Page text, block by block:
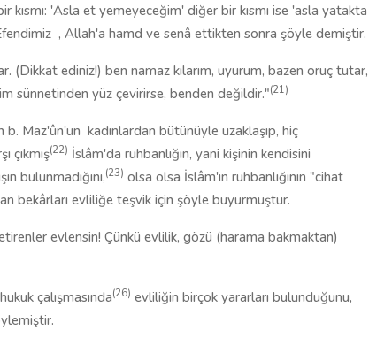
kısmı: 'Asla et yemeyeceğim' diğer bir kısmı ise 'asla yatakta
, Allah'a hamd ve senâ ettikten sonra şöyle demiştir.
(Dikkat ediniz!) ben namaz kılarım, uyurum, bazen oruç tutar,
sünnetinden yüz çevirirse, benden değildir."(21)
b. Maz'ûn'un kadınlardan bütünüyle uzaklaşıp, hiç
çıkmış(22) İslâm'da ruhbanlığın, yani kişinin kendisini
bulunmadığını,(23) olsa olsa İslâm'ın ruhbanlığının "cihat
bekârları evliliğe teşvik için şöyle buyurmuştur.
evlensin! Çünkü evlilik, gözü (harama bakmaktan)
çalışmasında(26) evliliğin birçok yararları bulunduğunu,